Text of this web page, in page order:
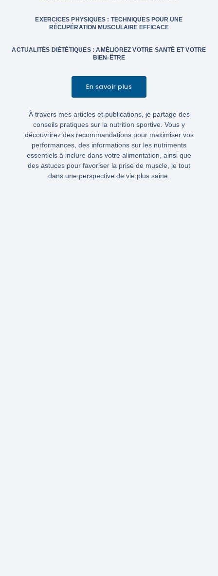
EXERCICES PHYSIQUES : TECHNIQUES POUR UNE
RÉCUPÉRATION MUSCULAIRE EFFICACE
ACTUALITÉS DIÉTÉTIQUES : AMÉLIOREZ VOTRE SANTÉ ET VOTRE
BIEN-ÊTRE
En savoir plus
À travers mes articles et publications, je partage des
conseils pratiques sur la nutrition sportive. Vous y
découvrirez des recommandations pour maximiser vos
performances, des informations sur les nutriments
essentiels à inclure dans votre alimentation, ainsi que
des astuces pour favoriser la prise de muscle, le tout
dans une perspective de vie plus saine.